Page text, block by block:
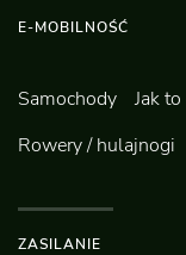
E-MOBILNOŚĆ
Samochody Jak to
Rowery / hulajnogi
ZASILANIE